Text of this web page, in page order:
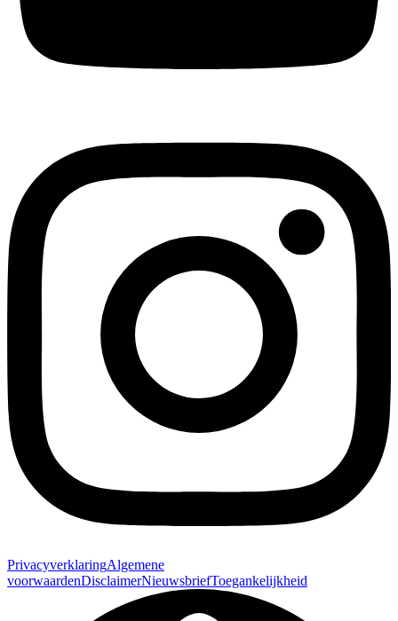
PrivacyverklaringAlgemene
voorwaardenDisclaimerNieuwsbriefToegankelijkheid